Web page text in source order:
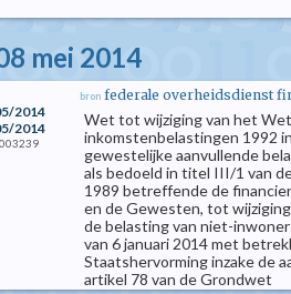
mei 2014
2014
2014
bron federale overheidsdienst
Wet tot wijziging van het
inkomstenbelastingen 1992
gewestelijke aanvullende
als bedoeld in titel III/1 van
1989 betreffende de
en de Gewesten, tot
de belasting van niet-
van 6 januari 2014 met
Staatshervorming inzake de
artikel 78 van de Grondwet